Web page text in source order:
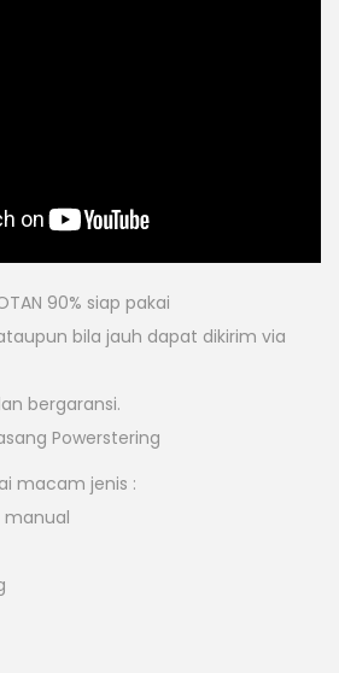
90% siap pakai
bila jauh dapat dikirim via
bergaransi.
Powerstering
macam jenis :